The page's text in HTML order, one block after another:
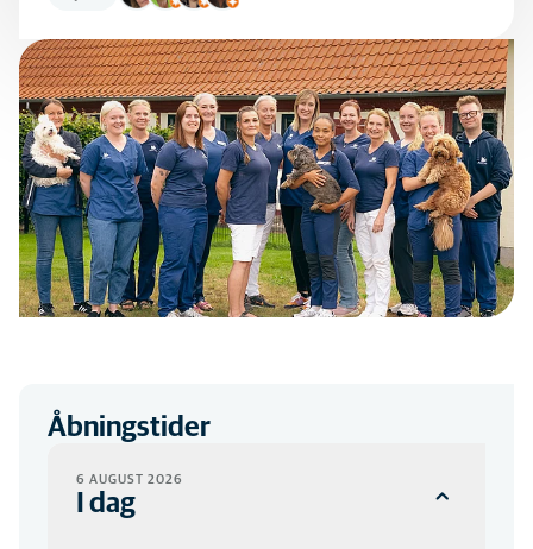
Åbningstider
6 AUGUST 2026
I dag